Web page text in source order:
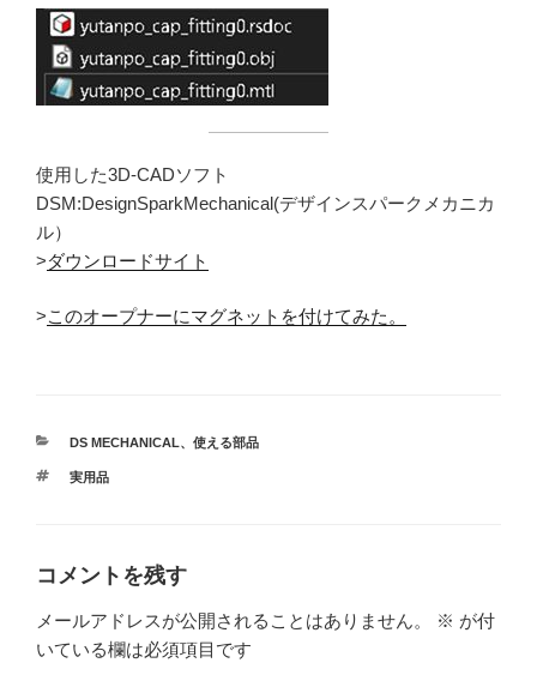
使用した3D-CADソフト
DSM:DesignSparkMechanical(デザインスパークメカニカ
ル）
>ダウンロードサイト
>このオープナーにマグネットを付けてみた。
カ
ゴ
DS MECHANICAL、 使える部品
タ
実用品
コメントを残す
メールアドレスが公開されることはありません。 ※ が付
いている欄は必須項目です